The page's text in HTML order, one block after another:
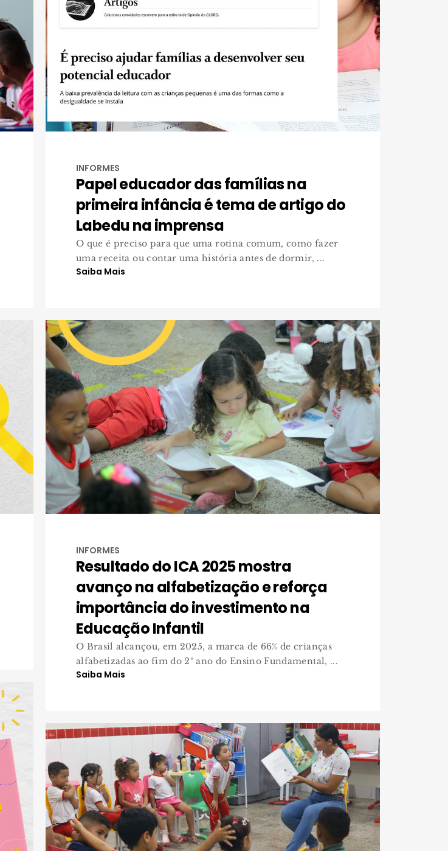
INFORMES
Papel educador das famílias na
primeira infância é tema de artigo do
Labedu na imprensa
O que é preciso para que uma rotina comum, como fazer
uma receita ou contar uma história antes de dormir, ...
Saiba Mais
INFORMES
Resultado do ICA 2025 mostra
avanço na alfabetização e reforça
importância do investimento na
Educação Infantil
O Brasil alcançou, em 2025, a marca de 66% de crianças
alfabetizadas ao fim do 2º ano do Ensino Fundamental, ...
Saiba Mais